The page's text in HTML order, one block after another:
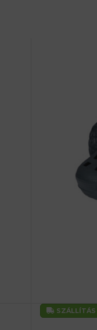
SZÁLLÍTÁS